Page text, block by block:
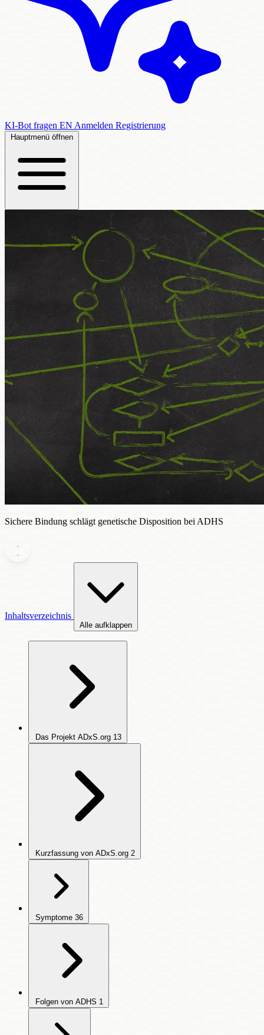
KI-Bot fragen EN Anmelden Registrierung
Hauptmenü öffnen
Sichere Bindung schlägt genetische Disposition bei ADHS
Inhaltsverzeichnis
Alle aufklappen
Das Projekt ADxS.org 13
Kurzfassung von ADxS.org 2
Symptome 36
Folgen von ADHS 1